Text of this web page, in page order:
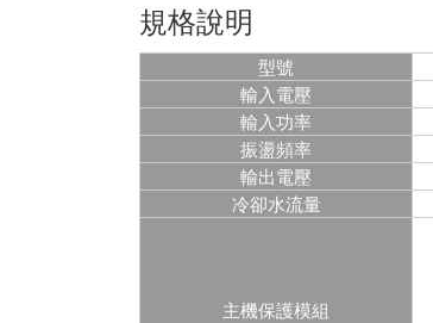
規格說明
型號
輸入電壓
輸入功率
振盪頻率
輸出電壓
冷卻水流量
主機保護模組